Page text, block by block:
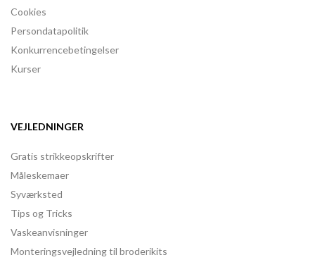
Cookies
Persondatapolitik
Konkurrencebetingelser
Kurser
VEJLEDNINGER
Gratis strikkeopskrifter
Måleskemaer
Syværksted
Tips og Tricks
Vaskeanvisninger
Monteringsvejledning til broderikits